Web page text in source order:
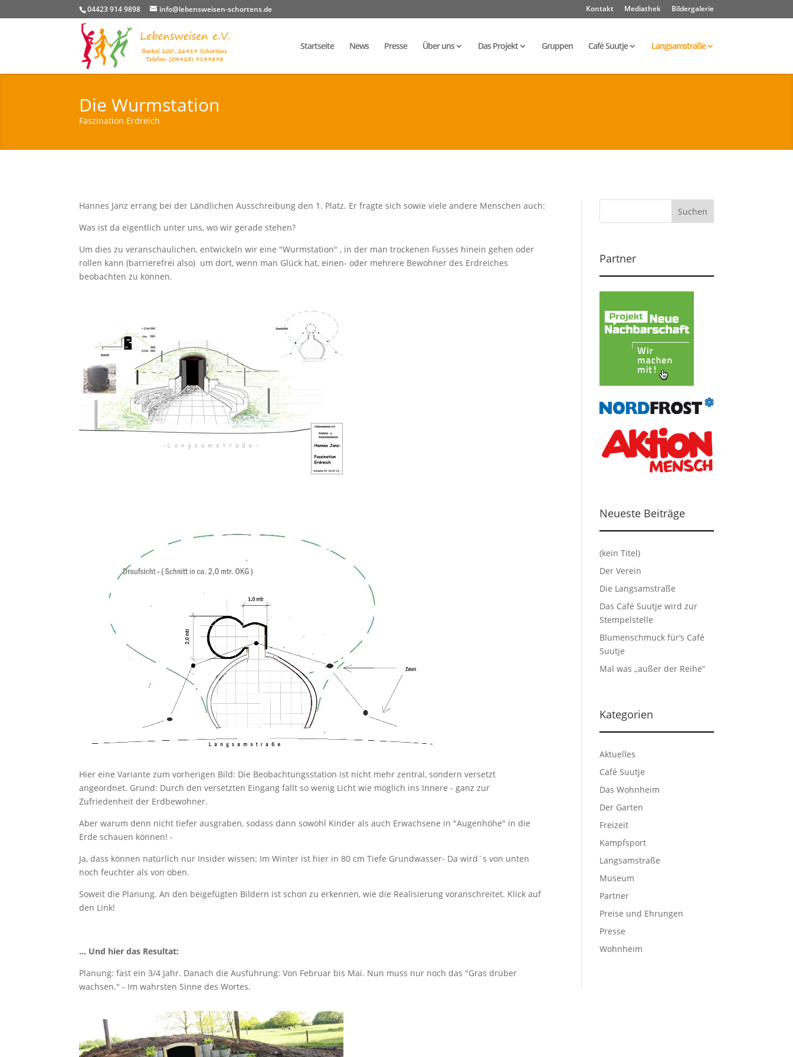
04423 914 9898 info@lebensweisen-schortens.de Kontakt Mediathek Bildergalerie
Startseite News Presse Über uns Das Projekt Gruppen Café Suutje Langsamstraße
Die Wurmstation
Faszination Erdreich
Hannes Janz errang bei der Ländlichen Ausschreibung den 1. Platz. Er fragte sich sowie viele andere Menschen auch:
Was ist da eigentlich unter uns, wo wir gerade stehen?
Um dies zu veranschaulichen, entwickeln wir eine "Wurmstation" , in der man trockenen Fusses hinein gehen oder
rollen kann (barrierefrei also) um dort, wenn man Glück hat, einen- oder mehrere Bewohner des Erdreiches
beobachten zu können.
Hier eine Variante zum vorherigen Bild: Die Beobachtungsstation ist nicht mehr zentral, sondern versetzt
angeordnet. Grund: Durch den versetzten Eingang fällt so wenig Licht wie möglich ins Innere - ganz zur
Zufriedenheit der Erdbewohner.
Aber warum denn nicht tiefer ausgraben, sodass dann sowohl Kinder als auch Erwachsene in "Augenhöhe" in die
Erde schauen können! -
Ja, dass können natürlich nur Insider wissen: Im Winter ist hier in 80 cm Tiefe Grundwasser- Da wird´s von unten
noch feuchter als von oben.
Soweit die Planung. An den beigefügten Bildern ist schon zu erkennen, wie die Realisierung voranschreitet. Klick auf
den Link!
... Und hier das Resultat:
Planung: fast ein 3/4 Jahr. Danach die Ausführung: Von Februar bis Mai. Nun muss nur noch das "Gras drüber
wachsen." - Im wahrsten Sinne des Wortes.
Partner
Neueste Beiträge
(kein Titel)
Der Verein
Die Langsamstraße
Das Café Suutje wird zur
Stempelstelle
Blumenschmuck für‘s Café
Suutje
Mal was „außer der Reihe“
Kategorien
Aktuelles
Café Suutje
Das Wohnheim
Der Garten
Freizeit
Kampfsport
Langsamstraße
Museum
Partner
Preise und Ehrungen
Presse
Wohnheim